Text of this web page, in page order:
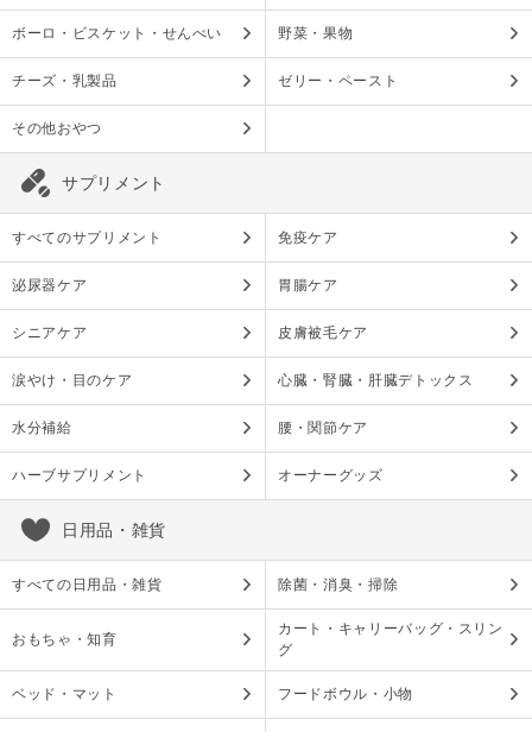
ボーロ・ビスケット・せんべい 野菜・果物
チーズ・乳製品 ゼリー・ペースト
その他おやつ
サプリメント
すべてのサプリメント 免疫ケア
泌尿器ケア 胃腸ケア
シニアケア 皮膚被毛ケア
涙やけ・目のケア 心臓・腎臓・肝臓デトックス
水分補給 腰・関節ケア
ハーブサプリメント オーナーグッズ
日用品・雑貨
すべての日用品・雑貨 除菌・消臭・掃除
おもちゃ・知育
カート・キャリーバッグ・スリン
グ
ベッド・マット フードボウル・小物